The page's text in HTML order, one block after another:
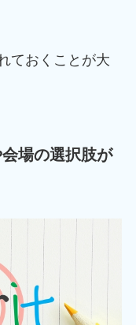
ておくことが大
場の選択肢が